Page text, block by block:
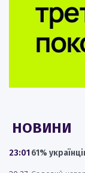
НОВИНИ
23:01 61%